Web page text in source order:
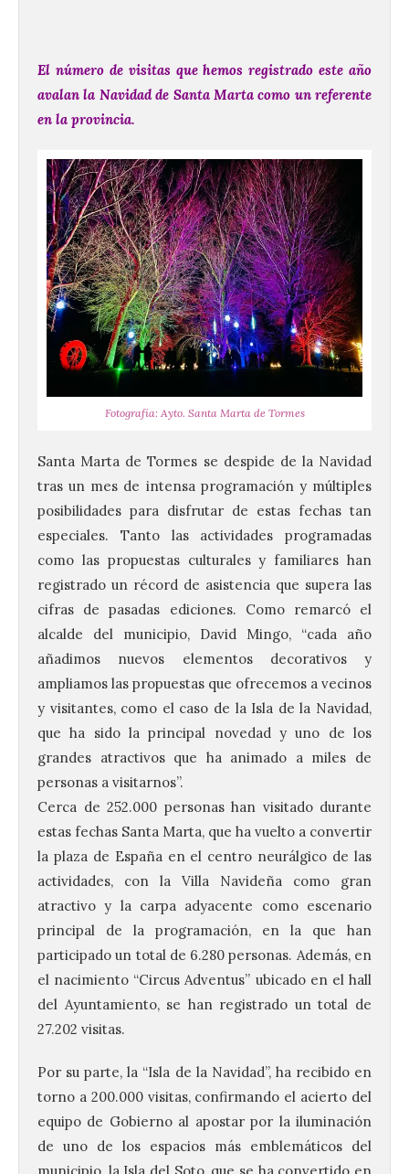
El número de visitas que hemos registrado este año
avalan la Navidad de Santa Marta como un referente
en la provincia.
Fotografía: Ayto. Santa Marta de Tormes
Santa Marta de Tormes se despide de la Navidad
tras un mes de intensa programación y múltiples
posibilidades para disfrutar de estas fechas tan
especiales. Tanto las actividades programadas
como las propuestas culturales y familiares han
registrado un récord de asistencia que supera las
cifras de pasadas ediciones. Como remarcó el
alcalde del municipio, David Mingo, “cada año
añadimos nuevos elementos decorativos y
ampliamos las propuestas que ofrecemos a vecinos
y visitantes, como el caso de la Isla de la Navidad,
que ha sido la principal novedad y uno de los
grandes atractivos que ha animado a miles de
personas a visitarnos”.
Cerca de 252.000 personas han visitado durante
estas fechas Santa Marta, que ha vuelto a convertir
la plaza de España en el centro neurálgico de las
actividades, con la Villa Navideña como gran
atractivo y la carpa adyacente como escenario
principal de la programación, en la que han
participado un total de 6.280 personas. Además, en
el nacimiento “Circus Adventus” ubicado en el hall
del Ayuntamiento, se han registrado un total de
27.202 visitas.
Por su parte, la “Isla de la Navidad”, ha recibido en
torno a 200.000 visitas, confirmando el acierto del
equipo de Gobierno al apostar por la iluminación
de uno de los espacios más emblemáticos del